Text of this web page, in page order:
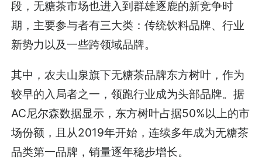
段，无糖茶市场也进入到群雄逐鹿的新竞争时
期，主要参与者有三大类：传统饮料品牌、行业
新势力以及一些跨领域品牌。
其中，农夫山泉旗下无糖茶品牌东方树叶，作为
较早的入局者之一，领跑行业成为头部品牌。据
AC尼尔森数据显示，东方树叶占据50%以上的市
场份额，且从2019年开始，连续多年成为无糖茶
品类第一品牌，销量逐年稳步增长。